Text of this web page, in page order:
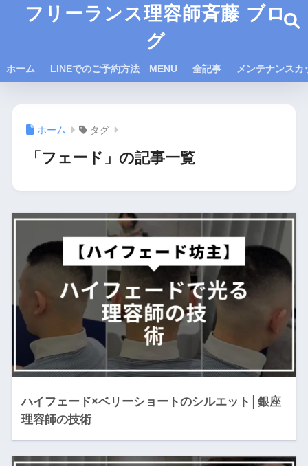
フリーランス理容師斉藤 ブロ
グ
ホーム LINEでのご予約方法 MENU 全記事 メンテナンスカ
ホーム タグ
「フェード」の記事一覧
ハイフェード×ベリーショートのシルエット│銀座
理容師の技術